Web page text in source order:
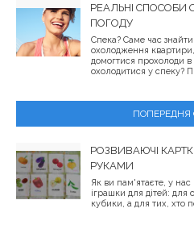
РЕАЛЬНІ
ПОГОДУ
Спека? Саме час
охолодження
домогтися прохолоди в
охолодитися у спеку?
ПОПЕРЕДНЯ
РОЗВИВАЮЧІ
РУКАМИ
Як ви пам'ятаєте, у нас
іграшки для дітей: для
кубики, а для тих, хто